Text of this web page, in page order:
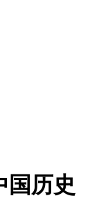
国历史